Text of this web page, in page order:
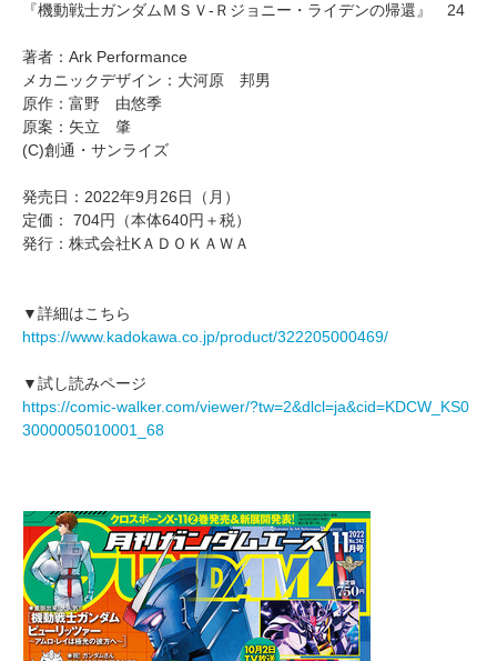
『機動戦士ガンダムＭＳＶ‐Ｒジョニー・ライデンの帰還』 24
著者：Ark Performance
メカニックデザイン：大河原 邦男
原作：富野 由悠季
原案：矢立 肇
(C)創通・サンライズ
発売日：2022年9月26日（月）
定価： 704円（本体640円＋税）
発行：株式会社KＡＤＯＫＡＷＡ
▼詳細はこちら
https://www.kadokawa.co.jp/product/322205000469/
▼試し読みページ
https://comic-walker.com/viewer/?tw=2&dlcl=ja&cid=KDCW_KS0
3000005010001_68